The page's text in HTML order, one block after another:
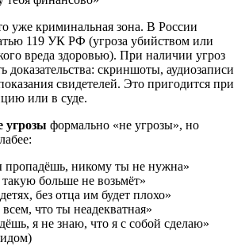
уже криминальная зона. В России
119 УК РФ (угроза убийством или
вреда здоровью). При наличии угроз
доказательства: скриншоты, аудиозаписи
свидетелей. Это пригодится при
или в суде.
угрозы формально «не угрозы», но
пропадёшь, никому ты не нужна»
больше не возьмёт»
без отца им будет плохо»
что ты неадекватная»
я не знаю, что я с собой сделаю»